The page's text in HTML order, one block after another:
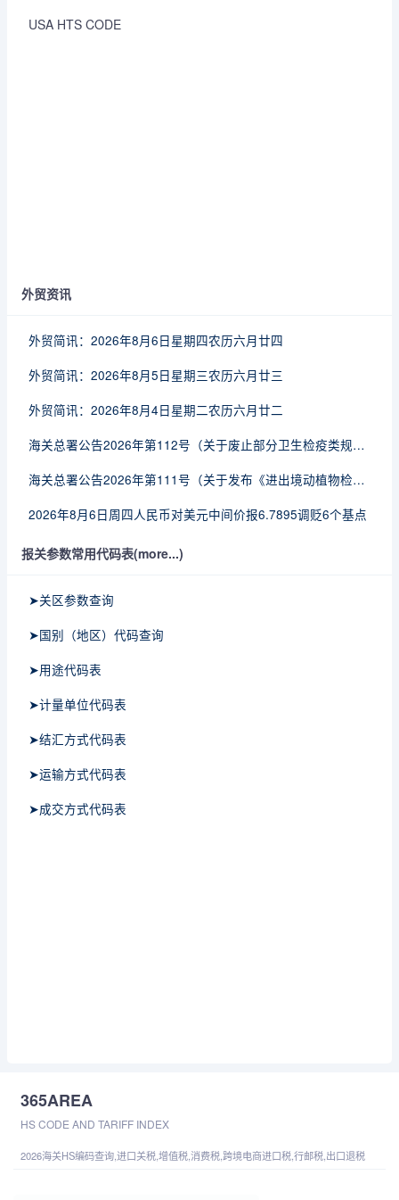
USA HTS CODE
外贸资讯
外贸简讯：2026年8月6日星期四农历六月廿四
外贸简讯：2026年8月5日星期三农历六月廿三
外贸简讯：2026年8月4日星期二农历六月廿二
海关总署公告2026年第112号（关于废止部分卫生检疫类规范性文件的公告）
海关总署公告2026年第111号（关于发布《进出境动植物检疫处理监督管理工作规定》《进出境卫生处理监督管理工作规定》的公告）
2026年8月6日周四人民币对美元中间价报6.7895调贬6个基点
报关参数常用代码表(more...)
➤关区参数查询
➤国别（地区）代码查询
➤用途代码表
➤计量单位代码表
➤结汇方式代码表
➤运输方式代码表
➤成交方式代码表
365AREA
HS CODE AND TARIFF INDEX
2026海关HS编码查询,进口关税,增值税,消费税,跨境电商进口税,行邮税,出口退税